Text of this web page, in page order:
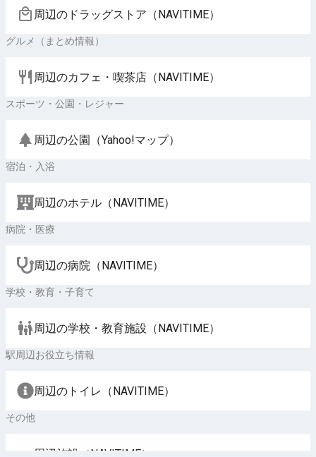
周辺のドラッグストア（NAVITIME）
グルメ（まとめ情報）
周辺のカフェ・喫茶店（NAVITIME）
スポーツ・公園・レジャー
周辺の公園（Yahoo!マップ）
宿泊・入浴
周辺のホテル（NAVITIME）
病院・医療
周辺の病院（NAVITIME）
学校・教育・子育て
周辺の学校・教育施設（NAVITIME）
駅周辺お役立ち情報
周辺のトイレ（NAVITIME）
その他
周辺施設（NAVITIME）